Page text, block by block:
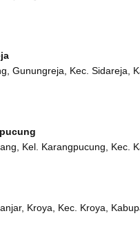
Gunungreja, Kec. Sidareja,
Kel. Karangpucung, Kec.
Kroya, Kec. Kroya,